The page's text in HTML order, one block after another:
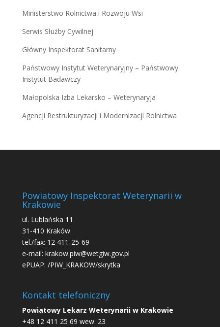
Ministerstwo Rolnictwa i Rozwoju Wsi
Serwis Służby Cywilnej
Główny Inspektorat Sanitarny
Państwowy Instytut Weterynaryjny – Państwowy
Instytut Badawczy
Małopolska Izba Lekarsko – Weterynaryja
Agencji Restrukturyzacji i Modernizacji Rolnictwa
Powiatowy Inspektorat Weterynarii w
Krakowie
ul. Lublańska 11
31-410 Kraków
tel./fax: 12 411-25-69
e-mail: krakow.piw@wetgiw.gov.pl
ePUAP: /PIW_KRAKOW/skrytka
Kontakt telefoniczny
Powiatowy Lekarz Weterynarii w Krakowie
+48 12 411 25 69 wew. 23